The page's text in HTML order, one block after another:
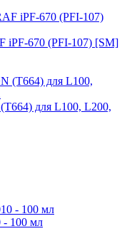
iPF-670 (PFI-107) [SM]
для L100, L200,
- 100 мл